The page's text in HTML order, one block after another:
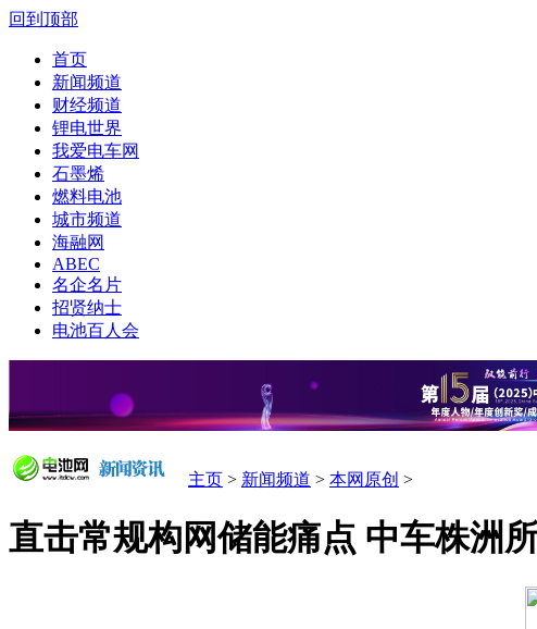
回到顶部
首页
新闻频道
财经频道
锂电世界
我爱电车网
石墨烯
燃料电池
城市频道
海融网
ABEC
名企名片
招贤纳士
电池百人会
主页 > 新闻频道 > 本网原创 >
直击常规构网储能痛点 中车株洲